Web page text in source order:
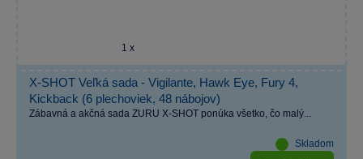
1 x
X-SHOT Veľká sada - Vigilante, Hawk Eye, Fury 4,
Kickback (6 plechoviek, 48 nábojov)
Zábavná a akčná sada ZURU X-SHOT ponúka všetko, čo malý...
Skladom